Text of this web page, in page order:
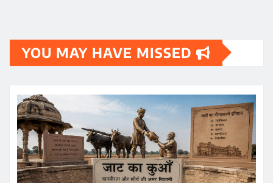
YOU MAY HAVE MISSED